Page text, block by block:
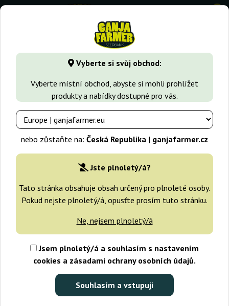
Vyberte si svůj obchod:
Vyberte místní obchod, abyste si mohli prohlížet
produkty a nabídky dostupné pro vás.
nebo zůstaňte na: Česká Republika | ganjafarmer.cz
Jste plnoletý/á?
Tato stránka obsahuje obsah určený pro plnoleté osoby.
Pokud nejste plnoletý/á, opusťte prosím tuto stránku.
Ne, nejsem plnoletý/á
Jsem plnoletý/á a souhlasím s nastavením
cookies a zásadami ochrany osobních údajů.
Souhlasím a vstupuji
0
GanjaFarmer.cz Typy Semen Marihuany Feminizovaná